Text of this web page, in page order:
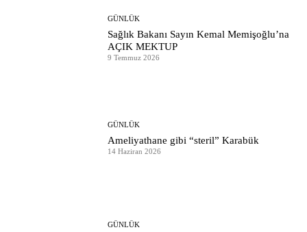
GÜNLÜK
Sağlık Bakanı Sayın Kemal Memişoğlu’na
AÇIK MEKTUP
9 Temmuz 2026
GÜNLÜK
Ameliyathane gibi “steril” Karabük
14 Haziran 2026
GÜNLÜK